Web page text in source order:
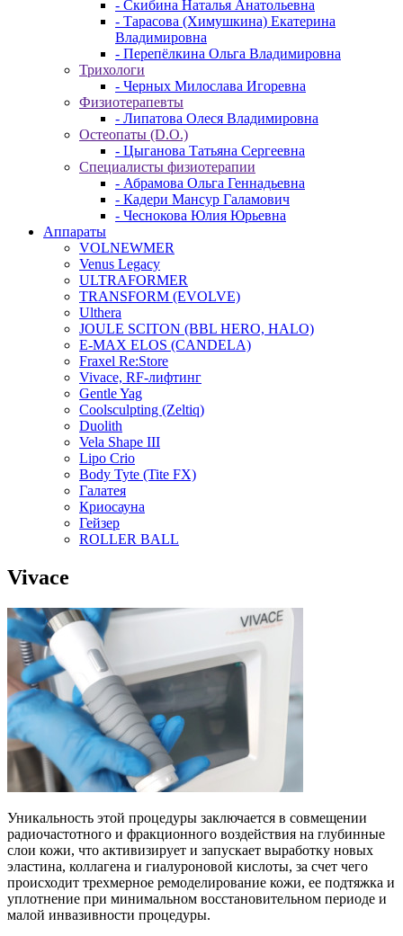
- Скибина Наталья Анатольевна
- Тарасова (Химушкина) Екатерина
Владимировна
- Перепёлкина Ольга Владимировна
Трихологи
- Черных Милослава Игоревна
Физиотерапевты
- Липатова Олеся Владимировна
Остеопаты (D.O.)
- Цыганова Татьяна Сергеевна
Специалисты физиотерапии
- Абрамова Ольга Геннадьевна
- Кадери Мансур Галамович
- Чеснокова Юлия Юрьевна
Аппараты
VOLNEWMER
Venus Legacy
ULTRAFORMER
TRANSFORM (EVOLVE)
Ulthera
JOULE SCITON (BBL HERO, HALO)
E-MAX ELOS (CANDELA)
Fraxel Re:Store
Vivace, RF-лифтинг
Gentle Yag
Coolsculpting (Zeltiq)
Duolith
Vela Shape III
Lipo Crio
Body Tyte (Tite FX)
Галатея
Криосауна
Гейзер
ROLLER BALL
Vivace
Уникальность этой процедуры заключается в совмещении
радиочастотного и фракционного воздействия на глубинные
слои кожи, что активизирует и запускает выработку новых
эластина, коллагена и гиалуроновой кислоты, за счет чего
происходит трехмерное ремоделирование кожи, ее подтяжка и
уплотнение при минимальном восстановительном периоде и
малой инвазивности процедуры.